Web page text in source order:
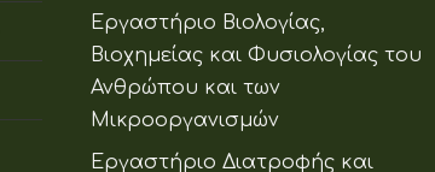
Εργαστήριο Βιολογίας,
Βιοχημείας και Φυσιολογίας του
Ανθρώπου και των
Μικροοργανισμών
Εργαστήριο Διατροφής και